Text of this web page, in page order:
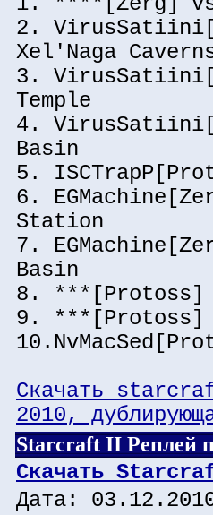
2.
Xel'Naga
3.
Temple
4.
Basin
5.
6.
Station
7.
Basin
8. ***[Protoss]
9. ***[Protoss]
Скачать
2010,
Starcraft II Реплей
Скачать
Дата: